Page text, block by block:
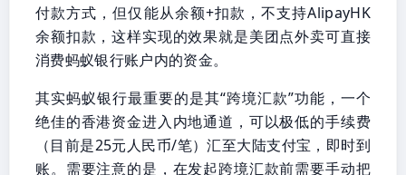
付款方式，但仅能从余额+扣款，不支持AlipayHK
余额扣款，这样实现的效果就是美团点外卖可直接
消费蚂蚁银行账户内的资金。
其实蚂蚁银行最重要的是其“跨境汇款”功能，一个
绝佳的香港资金进入内地通道，可以极低的手续费
（目前是25元人民币/笔）汇至大陆支付宝，即时到
账。需要注意的是，在发起跨境汇款前需要手动把